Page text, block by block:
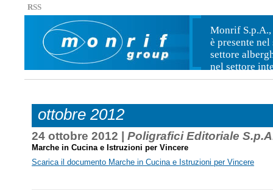
RSS
Monrif
è presente
settore
nel settore
ottobre 2012
24 ottobre 2012 | Poligrafici Editoriale
Marche in Cucina e Istruzioni per Vincere
Scarica il documento Marche in Cucina e Istruzioni per Vincere